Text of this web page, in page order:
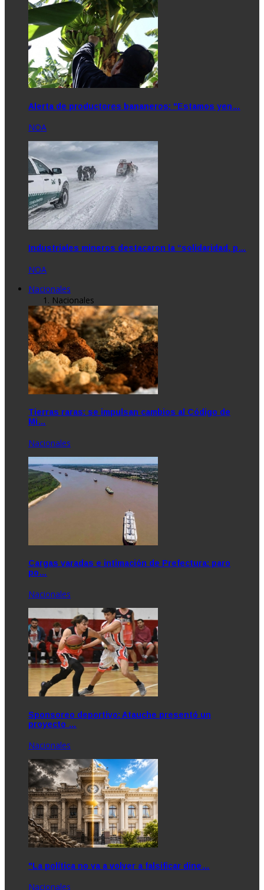
Alerta de productores bananeros: "Estamos yen…
NOA
Industriales mineros destacaron la “solidaridad, p…
NOA
Nacionales
Nacionales
Tierras raras: se impulsan cambios al Código de
Mi…
Nacionales
Cargas varadas e intimación de Prefectura: paro
po…
Nacionales
Sponsoreo deportivo: Atauche presentó un
proyecto …
Nacionales
"La política no va a volver a falsificar dine…
Nacionales